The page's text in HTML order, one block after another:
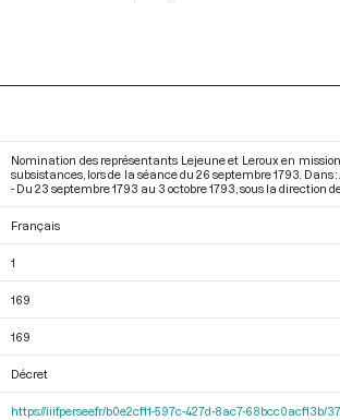
Nomination des représentants Lejeune et Leroux en
subsistances, lors de la séance du 26 septembre 1793.
- Du 23 septembre 1793 au 3 octobre 1793 , sous la direction
Français
1
169
169
Décret
https://iiif.persee.fr/b0e2cf11-597c-427d-8ac7-